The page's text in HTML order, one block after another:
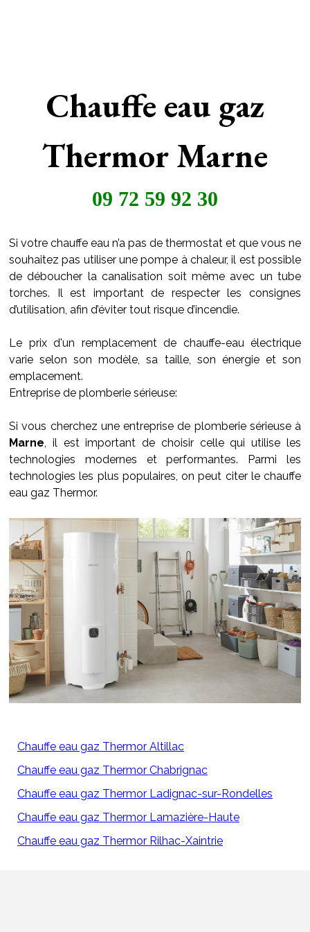
Chauffe eau gaz
Thermor Marne
09 72 59 92 30
Si votre chauffe eau n’a pas de thermostat et que vous ne
souhaitez pas utiliser une pompe à chaleur, il est possible
de déboucher la canalisation soit même avec un tube
torches. Il est important de respecter les consignes
d’utilisation, afin d’éviter tout risque d’incendie.
Le prix d'un remplacement de chauffe-eau électrique
varie selon son modèle, sa taille, son énergie et son
emplacement.
Entreprise de plomberie sérieuse:
Si vous cherchez une entreprise de plomberie sérieuse à
Marne, il est important de choisir celle qui utilise les
technologies modernes et performantes. Parmi les
technologies les plus populaires, on peut citer le chauffe
eau gaz Thermor.
Chauffe eau gaz Thermor Altillac
Chauffe eau gaz Thermor Chabrignac
Chauffe eau gaz Thermor Ladignac-sur-Rondelles
Chauffe eau gaz Thermor Lamazière-Haute
Chauffe eau gaz Thermor Rilhac-Xaintrie